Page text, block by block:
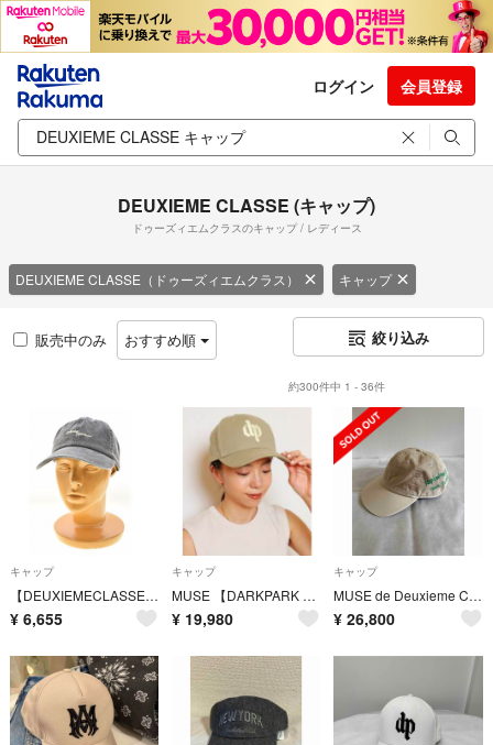
ログイン 会員登録
DEUXIEME CLASSE (キャップ)
ドゥーズィエムクラスのキャップ / レディース
DEUXIEME CLASSE（ドゥーズィエムクラス） キャップ
販売中のみ おすすめ順 絞り込み
約300件中 1 - 36件
キャップ
【DEUXIEMECLASSE】26SS 26090500814010 BTN Logo キャップ デニムキャップ
¥ 6,655
キャップ
MUSE 【DARKPARK LOGO CAP】
¥ 19,980
キャップ
MUSE de Deuxieme Classe 別注ATELLIER WELLS BY JOHNBULLキャップ
¥ 26,800